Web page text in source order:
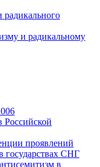
радикального
и радикальному
Российской
проявлений
государствах СНГ
в